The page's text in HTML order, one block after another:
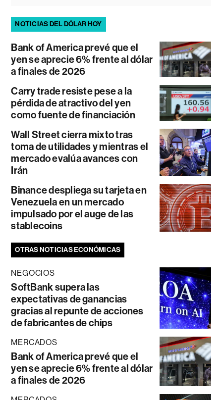
NOTICIAS DEL DÓLAR HOY
Bank of America prevé que el
yen se aprecie 6% frente al dólar
a finales de 2026
Carry trade resiste pese a la
pérdida de atractivo del yen
como fuente de financiación
Wall Street cierra mixto tras
toma de utilidades y mientras el
mercado evalúa avances con
Irán
Binance despliega su tarjeta en
Venezuela en un mercado
impulsado por el auge de las
stablecoins
OTRAS NOTICIAS ECONÓMICAS
NEGOCIOS
SoftBank supera las
expectativas de ganancias
gracias al repunte de acciones
de fabricantes de chips
MERCADOS
Bank of America prevé que el
yen se aprecie 6% frente al dólar
a finales de 2026